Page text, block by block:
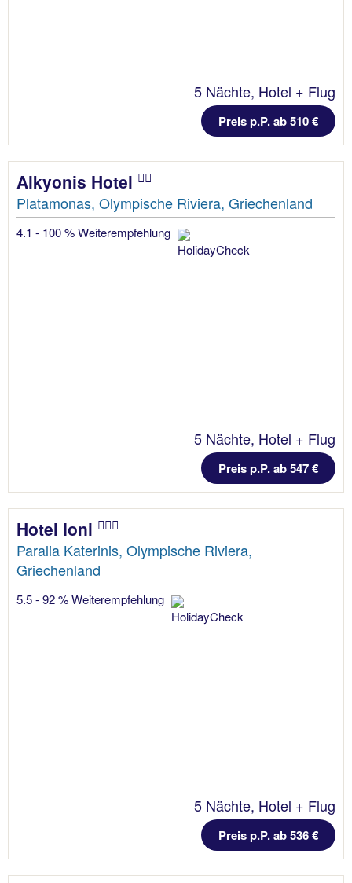
5 Nächte, Hotel + Flug
Preis p.P. ab 510 €
Alkyonis Hotel
Platamonas, Olympische Riviera, Griechenland
4.1 - 100 % Weiterempfehlung
5 Nächte, Hotel + Flug
Preis p.P. ab 547 €
Hotel Ioni
Paralia Katerinis, Olympische Riviera,
Griechenland
5.5 - 92 % Weiterempfehlung
5 Nächte, Hotel + Flug
Preis p.P. ab 536 €